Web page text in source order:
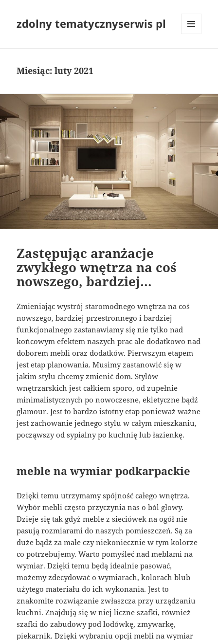
zdolny tematycznyserwis pl
Miesiąc:luty 2021
Zastępując aranżacje
zwykłego wnętrza na coś
nowszego, bardziej…
Zmieniając wystrój staromodnego wnętrza na coś
nowszego, bardziej przestronnego i bardziej
funkcjonalnego zastanawiamy się nie tylko nad
końcowym efektem naszych prac ale dodatkowo nad
doborem mebli oraz dodatków. Pierwszym etapem
jest etap planowania. Musimy zastanowić się w
jakim stylu chcemy zmienić dom. Stylów
wnętrzarskich jest całkiem sporo, od zupełnie
minimalistycznych po nowoczesne, ekletyczne bądź
glamour. Jest to bardzo istotny etap ponieważ ważne
jest zachowanie jednego stylu w całym mieszkaniu,
począwszy od sypialny po kuchnię lub łazienkę.
meble na wymiar podkarpackie
Dzięki temu utrzymamy spójność całego wnętrza.
Wybór mebli często przyczynia nas o ból głowy.
Dzieje się tak gdyż meble z sieciówek na ogół nie
pasują rozmiarami do naszych pomieszczeń. Są za
duże bądź za małe czy niekoniecznie w tym kolorze
co potrzebujemy. Warto pomyśleć nad meblami na
wymiar. Dzięki temu będą idealnie pasować,
możemy zdecydować o wymiarach, kolorach blub
użytego materiału do ich wykonania. Jest to
znakomite rozwiązanie zwłaszcza przy urządzaniu
kuchni. Znajdują się w niej liczne szafki, również
szafki do zabudowy pod lodówkę, zmywarkę,
piekarnik. Dzięki wybraniu opcji mebli na wymiar